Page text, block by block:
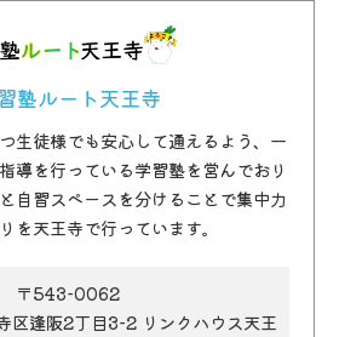
塾ルート天王寺
生徒様でも安心して通えるよう、一
導を行っている学習塾を営んでおり
自習スペースを分けることで集中力
を天王寺で行っています。
〒543-0062
区逢阪2丁目3-2 リンクハウス天王